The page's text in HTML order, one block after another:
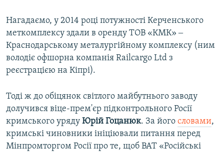
Нагадаємо, у 2014 році потужності Керченського
меткомплексу здали в оренду ТОВ «КМК» ‒
Краснодарському металургійному комплексу (ним
володіє офшорна компанія Railcargo Ltd з
реєстрацією на Кіпрі).
Тоді ж до обіцянок світлого майбутнього заводу
долучився віце-прем'єр підконтрольного Росії
кримського уряду Юрій Гоцанюк. За його словами,
кримські чиновники ініціювали питання перед
Мінпромторгом Росії про те, щоб ВАТ «Російські